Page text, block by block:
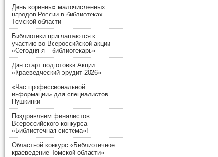
День коренных малочисленных
народов России в библиотеках
Томской области
Библиотеки приглашаются к
участию во Всероссийской акции
«Сегодня я – библиотекарь»
Дан старт подготовки Акции
«Краеведческий эрудит-2026»
«Час профессиональной
информации» для специалистов
Пушкинки
Поздравляем финалистов
Всероссийского конкурса
«Библиотечная система»!
Областной конкурс «Библиотечное
краеведение Томской области»